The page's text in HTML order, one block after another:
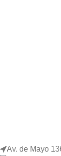
Av. de Mayo